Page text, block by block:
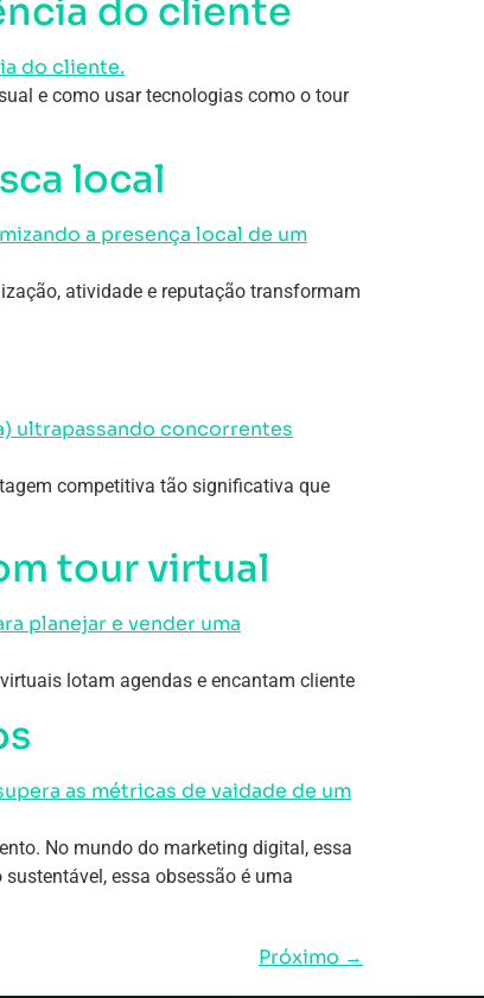
do cliente
e como usar tecnologias como o tour
local
atividade e reputação transformam
competitiva tão significativa que
tour virtual
lotam agendas e encantam cliente
No mundo do marketing digital, essa
essa obsessão é uma
Próximo →